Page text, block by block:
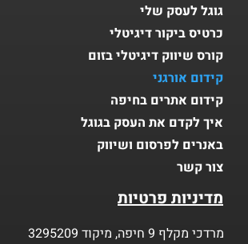
גוגל לעסק שלי
כרטיס ביקור דיגיטלי
קורס שיווק דיגיטלי בזום
קידום אורגני
קידום אתרים בחיפה
איך לקדם את העסק בגוגל
באנרים לפרסום ושיווק
צור קשר
מדיניות פרטיות
מרדכי מקלף 9 חיפה, מיקוד 3295209